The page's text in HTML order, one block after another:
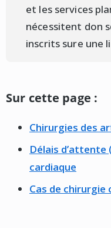
et les services
nécessitent don
inscrits sure une
Sur cette page :
Chirurgies des
Délais d’attente
cardiaque
Cas de chirurgie